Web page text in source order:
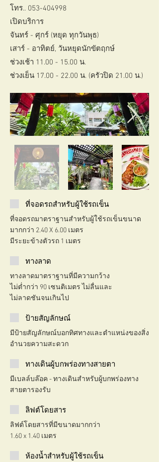
โทร.. 053-404998
เปิดบริการ
จันทร์ - ศุกร์ (หยุด ทุกวันพุธ)
เสาร์ - อาทิตย์, วันหยุดนักขัตฤกษ์
ช่วงเช้า 11.00 - 15.00 น.
ช่วงเย็น 17.00 - 22.00 น. (ครัวปิด 21.00 น.)
ที่จอดรถสำหรับผู้ใช้รถเข็น
ที่จอดรถมาตราฐานสำหรับผู้ใช้รถเข็นขนาด
มากกว่า 2.40 X 6.00 เมตร
มีระยะข้างตัวรถ 1 เมตร
ทางลาด
ทางลาดมาตราฐานที่มีความกว้าง
ไม่ต่ำกว่า 90 เซนติเมตร ไม่ลื่นและ
ไม่ลาดชันจนเกินไป
ป้ายสัญลักษณ์
มีป้ายสัญลักษณ์บอกทิศทางและตำแหน่งของสิ่ง
อำนวยความสะดวก
ทางเดินผู้บกพร่องทางสายตา
มีเบลล์บล๊อค - ทางเดินสำหรับผู้บกพร่องทาง
สายตารองรับ
ลิฟต์โดยสาร
ลิฟต์โดยสารที่มีขนาดมากกว่า
1.60 x 1.40 เมตร
ห้องน้ำสำหรับผู้ใช้รถเข็น